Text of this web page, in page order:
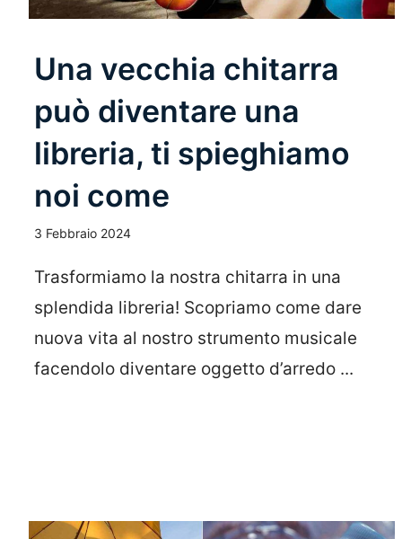
Una vecchia chitarra
può diventare una
libreria, ti spieghiamo
noi come
3 Febbraio 2024
Trasformiamo la nostra chitarra in una
splendida libreria! Scopriamo come dare
nuova vita al nostro strumento musicale
facendolo diventare oggetto d’arredo ...